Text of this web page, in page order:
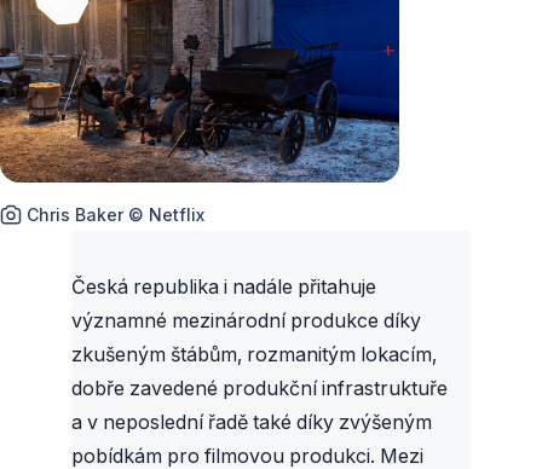
Chris Baker © Netflix
Česká republika i nadále přitahuje
významné mezinárodní produkce díky
zkušeným štábům, rozmanitým lokacím,
dobře zavedené produkční infrastruktuře
a v neposlední řadě také díky zvýšeným
pobídkám pro filmovou produkci. Mezi